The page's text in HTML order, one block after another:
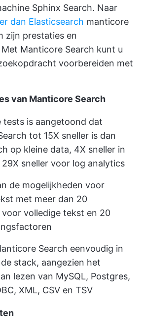
Sphinx Search. Naar
dan Elasticsearch manticore
zijn prestaties en
Manticore Search kunt u
voorbereiden met
van Manticore Search
tests is aangetoond dat
tot 15X sneller is dan
op kleine data, 4X sneller in
sneller voor log analytics
de mogelijkheden voor
met meer dan 20
volledige tekst en 20
Search eenvoudig in
stack, aangezien het
lezen van MySQL, Postgres,
XML, CSV en TSV